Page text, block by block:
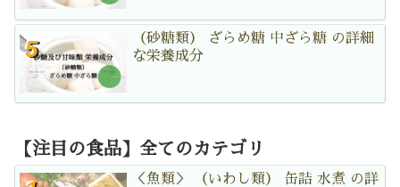
（砂糖類） ざらめ糖 中ざら糖 の詳細
な栄養成分
【注目の食品】全てのカテゴリ
＜魚類＞ （いわし類） 缶詰 水煮 の詳